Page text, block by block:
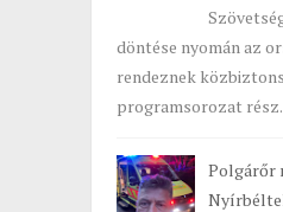
döntése nyomán az
rendeznek
programsorozat
Polgárőr